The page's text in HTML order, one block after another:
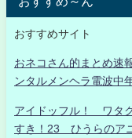
おすすめサイト
おネコさん的まとめ速
ンタルメンヘラ電波中
アイドッフル！ ワタ
すき！23 ひうらのア